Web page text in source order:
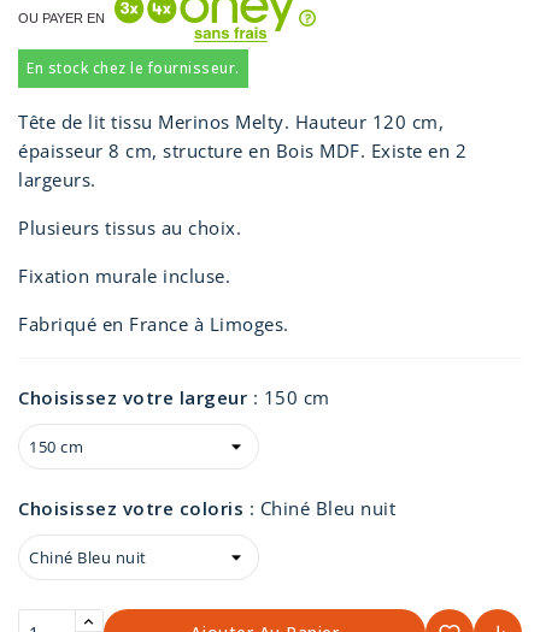
OU PAYER EN
En stock chez le fournisseur.
Tête de lit tissu Merinos Melty. Hauteur 120 cm,
épaisseur 8 cm, structure en Bois MDF. Existe en 2
largeurs.
Plusieurs tissus au choix.
Fixation murale incluse.
Fabriqué en France à Limoges.
Choisissez votre largeur : 150 cm
Choisissez votre coloris : Chiné Bleu nuit